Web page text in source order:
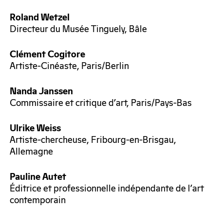
Roland Wetzel
Directeur du Musée Tinguely, Bâle
Clément Cogitore
Artiste-Cinéaste, Paris/Berlin
Nanda Janssen
Commissaire et critique d’art, Paris/Pays-Bas
Ulrike Weiss
Artiste-chercheuse, Fribourg-en-Brisgau,
Allemagne
Pauline Autet
Éditrice et professionnelle indépendante de l’art
contemporain